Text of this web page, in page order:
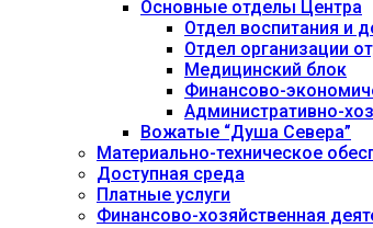
Основные отделы Центра
Отдел воспитания и
Отдел организации
Медицинский блок
Финансово-
Административно-
Вожатые “Душа Севера”
Материально-техническое
Доступная среда
Платные услуги
Финансово-хозяйственная